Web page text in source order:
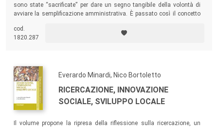
sono state “sacrificate” per dare un segno tangibile della volontà di
avviare la semplificazione amministrativa. È passato così il concetto
di luoghi comuni che questo libro contribuisce a smentire.
cod.
1820.287
Everardo Minardi, Nico Bortoletto
RICERCAZIONE, INNOVAZIONE
SOCIALE, SVILUPPO LOCALE
Il volume propone la ripresa della riflessione sulla ricercazione, un